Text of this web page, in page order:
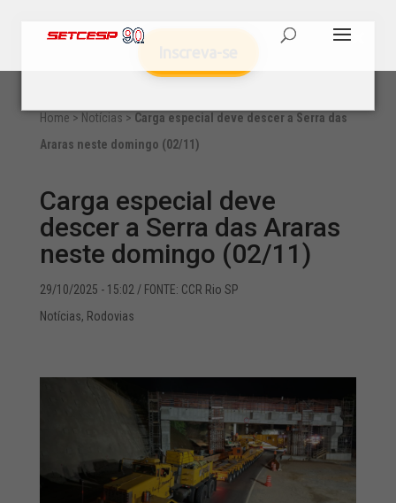
Home > Notícias > Carga especial deve descer a Serra das
Araras neste domingo (02/11)
Carga especial deve
descer a Serra das Araras
neste domingo (02/11)
29/10/2025 - 15:02 / FONTE: CCR Rio SP
Notícias, Rodovias